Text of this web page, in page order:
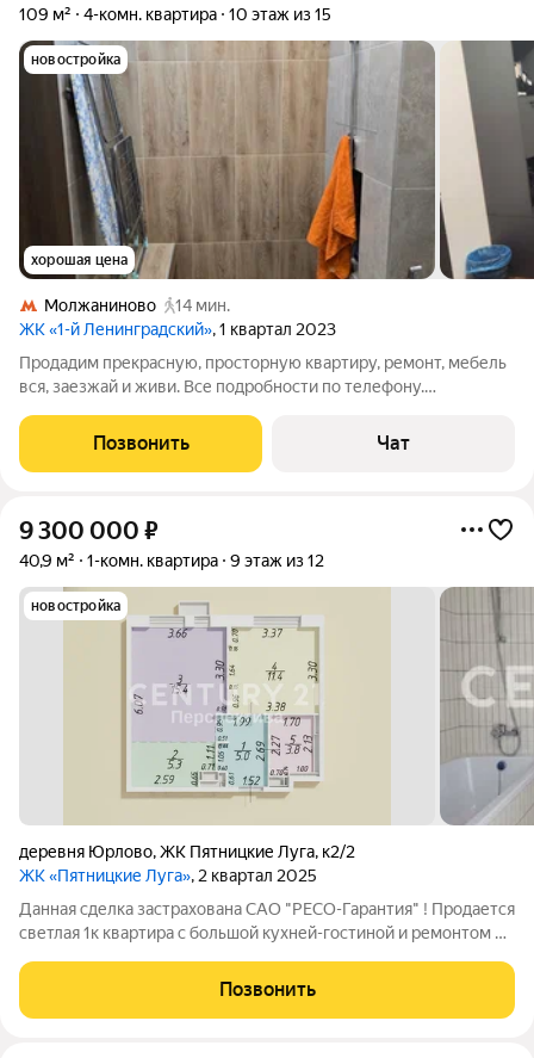
109 м² 4-комн. квартира 10 этаж из 15
новостройка
хорошая цена
Молжаниново
14 мин.
ЖК «1-й Ленинградский», 1 квартал 2023
Продадим прекрасную, просторную квартиру, ремонт, мебель
вся, заезжай и живи. Все подробности по телефону.
комнат: 4,Общая площадь: 109.7 м,Площадь кухни: 15.6 м,Жилая
площадь: 70 м,Ремонт:
Позвонить Чат
9 300 000 ₽
40,9 м² 1-комн. квартира 9 этаж из 12
новостройка
деревня Юрлово,ЖК Пятницкие Луга, к2/2
ЖК «Пятницкие Луга», 2 квартал 2025
Данная сделка застрахована САО "РЕСО-Гарантия" ! Продается
светлая 1к квартира с большой кухней-гостиной и ремонтом в
готовый вариант для комфортной жизни или под инвестицию.
Комплекс находится в15
Позвонить